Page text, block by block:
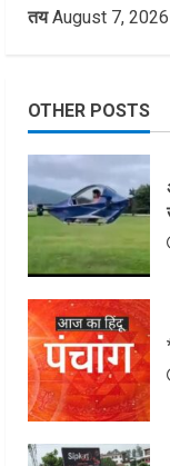
तय August 7, 2026
OTHER POSTS